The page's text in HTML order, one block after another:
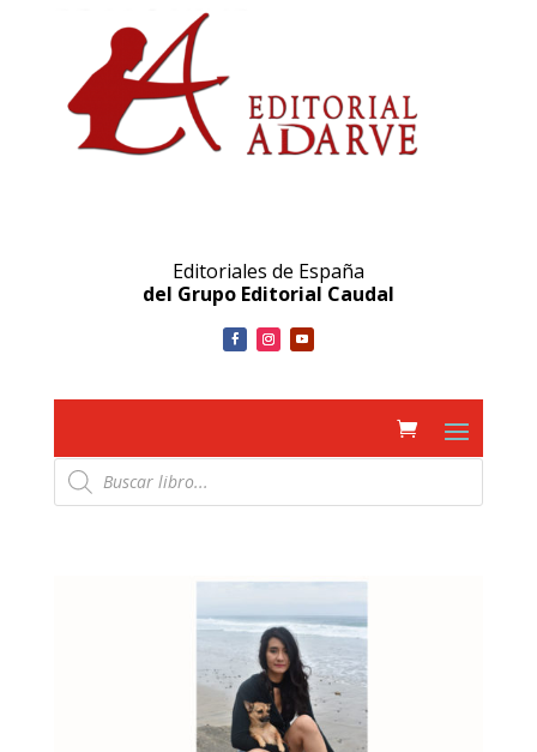
Editoriales de España
del Grupo Editorial Caudal
Búsqueda
de
productos